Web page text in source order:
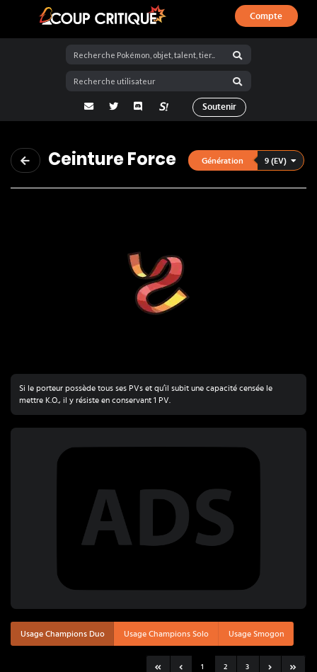
Coup Critique
Compte
adresse email
Twitter Discord La Salty Room sur Pokémon
Soutenir
Ceinture Force Génération 9 (EV)
Si le porteur possède tous ses PVs et qu’il subit une capacité censée le
mettre K.O., il y résiste en conservant 1 PV.
Usage Champions Duo Usage Champions Solo Usage Smogon
1 2 3